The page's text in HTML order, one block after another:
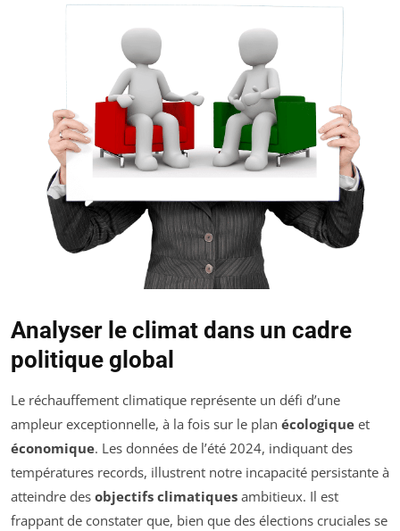
Analyser le climat dans un cadre
politique global
Le réchauffement climatique représente un défi d’une
ampleur exceptionnelle, à la fois sur le plan écologique et
économique. Les données de l’été 2024, indiquant des
températures records, illustrent notre incapacité persistante à
atteindre des objectifs climatiques ambitieux. Il est
frappant de constater que, bien que des élections cruciales se